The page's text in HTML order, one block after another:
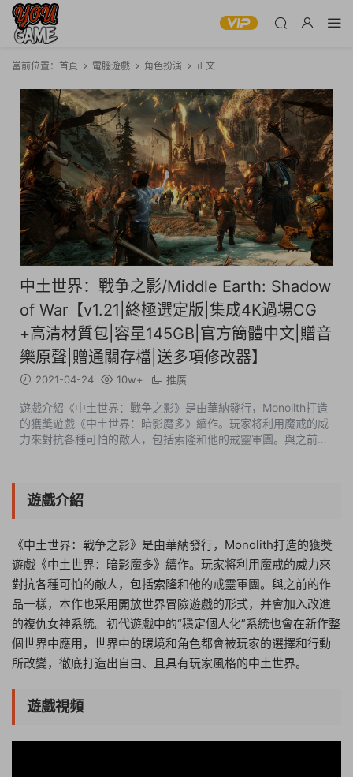
當前位置： 首頁 電腦遊戲 角色扮演 正文
中土世界：戰争之影/Middle Earth: Shadow
of War【v1.21|終極選定版|集成4K過場CG
+高清材質包|容量145GB|官方簡體中文|贈音
樂原聲|贈通關存檔|送多項修改器】
2021-04-24 10w+ 推廣
遊戲介紹《中土世界：戰争之影》是由華納發行，Monolith打造
的獲獎遊戲《中土世界：暗影魔多》續作。玩家将利用魔戒的威
力來對抗各種可怕的敵人，包括索隆和他的戒靈軍團。與之前的
遊戲介紹
《中土世界：戰争之影》是由華納發行，Monolith打造的獲獎
遊戲《中土世界：暗影魔多》續作。玩家将利用魔戒的威力來
對抗各種可怕的敵人，包括索隆和他的戒靈軍團。與之前的作
品一樣，本作也采用開放世界冒險遊戲的形式，并會加入改進
的複仇女神系統。初代遊戲中的“穩定個人化”系統也會在新作整
個世界中應用，世界中的環境和角色都會被玩家的選擇和行動
所改變，徹底打造出自由、且具有玩家風格的中土世界。
遊戲視頻